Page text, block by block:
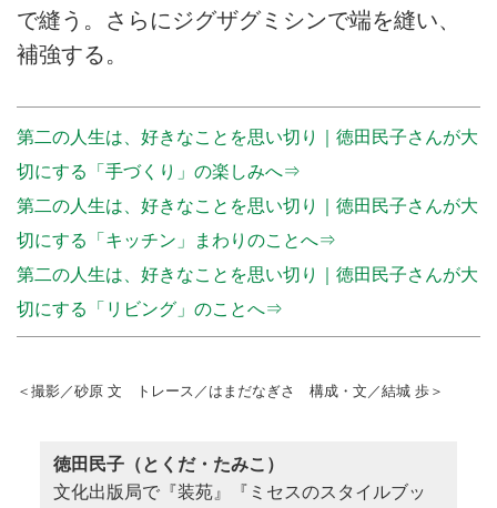
で縫う。さらにジグザグミシンで端を縫い、
補強する。
第二の人生は、好きなことを思い切り｜徳田民子さんが大
切にする「手づくり」の楽しみへ⇒
第二の人生は、好きなことを思い切り｜徳田民子さんが大
切にする「キッチン」まわりのことへ⇒
第二の人生は、好きなことを思い切り｜徳田民子さんが大
切にする「リビング」のことへ⇒
＜撮影／砂原 文 トレース／はまだなぎさ 構成・文／結城 歩＞
徳田民子（とくだ・たみこ）
文化出版局で『装苑』『ミセスのスタイルブッ